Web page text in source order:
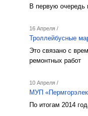
В первую очередь
16 Апреля /
Троллейбусные
Это связано с
ремонтных работ
10 Апреля /
МУП
По итогам 2014